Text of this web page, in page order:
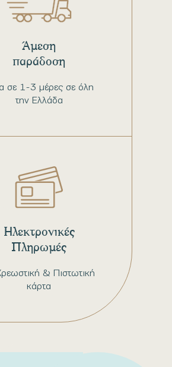
σε 1-3 μέρες σε όλη
την Ελλάδα
Άμεση
παράδοση
& Πιστωτική
κάρτα
Ηλεκτρονικές
Πληρωμές